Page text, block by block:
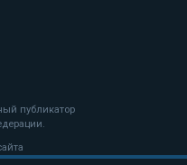
публикатор